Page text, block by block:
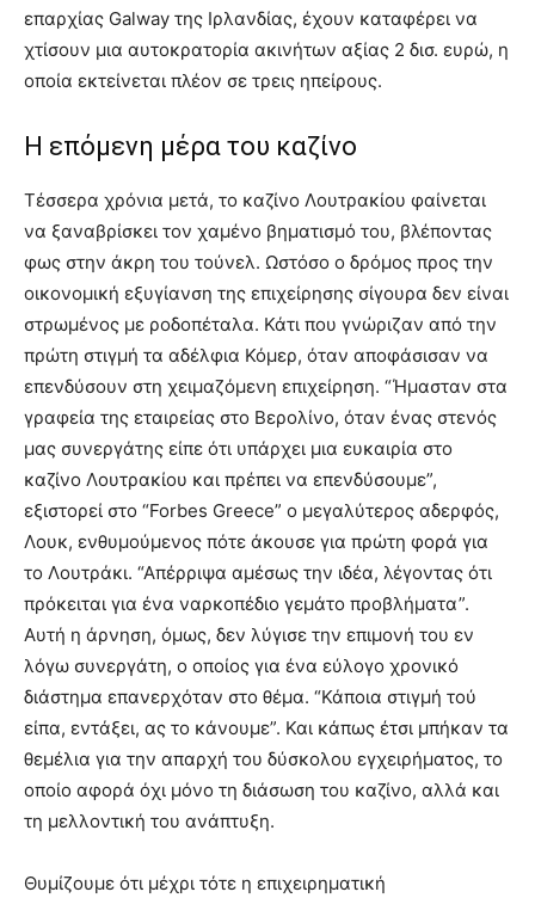
επαρχίας Galway της Ιρλανδίας, έχουν καταφέρει να
χτίσουν μια αυτοκρατορία ακινήτων αξίας 2 δισ. ευρώ, η
οποία εκτείνεται πλέον σε τρεις ηπείρους.
Η επόμενη μέρα του καζίνο
Τέσσερα χρόνια μετά, το καζίνο Λουτρακίου φαίνεται
να ξαναβρίσκει τον χαμένο βηματισμό του, βλέποντας
φως στην άκρη του τούνελ. Ωστόσο ο δρόμος προς την
οικονομική εξυγίανση της επιχείρησης σίγουρα δεν είναι
στρωμένος με ροδοπέταλα. Κάτι που γνώριζαν από την
πρώτη στιγμή τα αδέλφια Κόμερ, όταν αποφάσισαν να
επενδύσουν στη χειμαζόμενη επιχείρηση. “Ήμασταν στα
γραφεία της εταιρείας στο Βερολίνο, όταν ένας στενός
μας συνεργάτης είπε ότι υπάρχει μια ευκαιρία στο
καζίνο Λουτρακίου και πρέπει να επενδύσουμε”,
εξιστορεί στο “Forbes Greece” ο μεγαλύτερος αδερφός,
Λουκ, ενθυμούμενος πότε άκουσε για πρώτη φορά για
το Λουτράκι. “Απέρριψα αμέσως την ιδέα, λέγοντας ότι
πρόκειται για ένα ναρκοπέδιο γεμάτο προβλήματα”.
Αυτή η άρνηση, όμως, δεν λύγισε την επιμονή του εν
λόγω συνεργάτη, ο οποίος για ένα εύλογο χρονικό
διάστημα επανερχόταν στο θέμα. “Κάποια στιγμή τού
είπα, εντάξει, ας το κάνουμε”. Και κάπως έτσι μπήκαν τα
θεμέλια για την απαρχή του δύσκολου εγχειρήματος, το
οποίο αφορά όχι μόνο τη διάσωση του καζίνο, αλλά και
τη μελλοντική του ανάπτυξη.
Θυμίζουμε ότι μέχρι τότε η επιχειρηματική